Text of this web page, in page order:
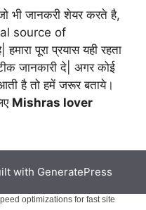
भी जानकरी शेयर करते है,
source of
पूरा प्रयास यही रहता
जानकारी दे| अगर कोई
है तो हमें जरूर बताये।
Mishras lover
with GeneratePress